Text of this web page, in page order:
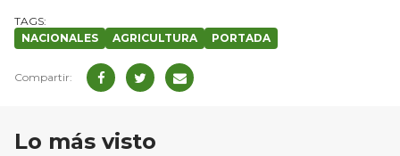
NACIONALES AGRICULTURA PORTADA
Lo más visto